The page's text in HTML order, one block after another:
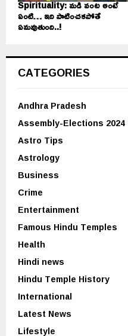
Spirituality: మడి వంట అంటే
ఏంటి… ఇది పాటించకపోతే
ఏమవుతుంది..!
CATEGORIES
Andhra Pradesh
Assembly-Elections 2024
Astro Tips
Astrology
Business
Crime
Entertainment
Famous Hindu Temples
Health
Hindi news
Hindu Temple History
International
Latest News
Lifestyle